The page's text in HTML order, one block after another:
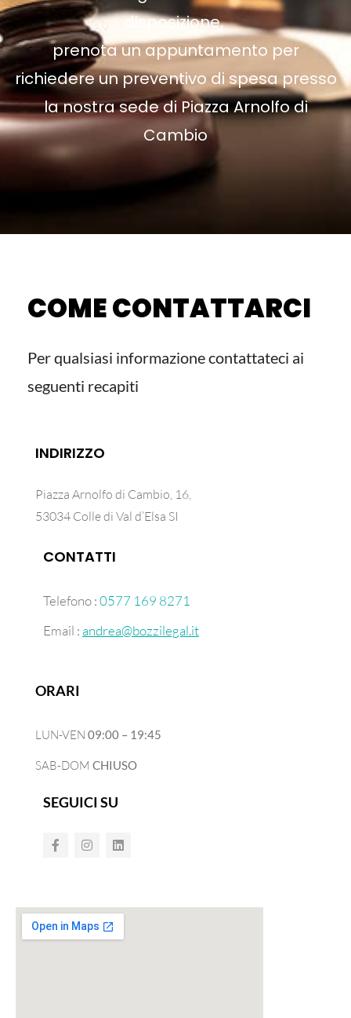
disposizione,
prenota un appuntamento per
richiedere un preventivo di spesa presso
la nostra sede di Piazza Arnolfo di
Cambio
COME CONTATTARCI
Per qualsiasi informazione contattateci ai
seguenti recapiti
INDIRIZZO
Piazza Arnolfo di Cambio, 16,
53034 Colle di Val d’Elsa SI
CONTATTI
Telefono :0577 169 8271
Email : andrea@bozzilegal.it
ORARI
LUN-VEN 09:00 – 19:45
SAB-DOM CHIUSO
SEGUICI SU